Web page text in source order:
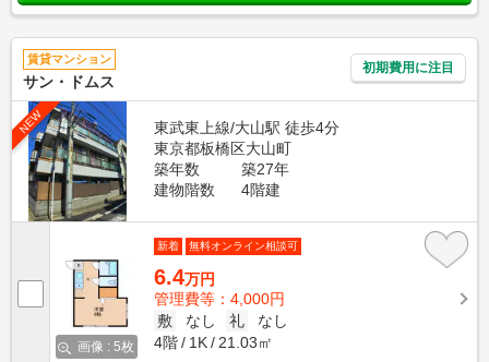
賃貸マンション
サン・ドムス
初期費用に注目
NEW
東武東上線/大山駅 徒歩4分
東京都板橋区大山町
築年数
築27年
建物階数
4階建
画像 : 5枚
新着 無料オンライン相談可
6.4万円
管理費等：4,000円
敷
なし 礼
なし
4階
1K 21.03㎡